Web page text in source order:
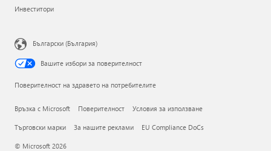
Инвеститори
Български (България)
Вашите избори за поверителност
Поверителност на здравето на потребителите
Връзка с Microsoft Поверителност Условия за използване
Търговски марки За нашите реклами EU Compliance DoCs
© Microsoft 2026